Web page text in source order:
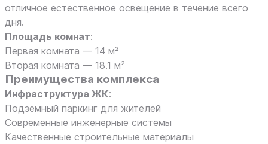
отличное естественное освещение в течение всего
дня.
Площадь комнат:
Первая комната — 14 м²
Вторая комната — 18.1 м²
Преимущества комплекса
Инфраструктура ЖК:
Подземный паркинг для жителей
Современные инженерные системы
Качественные строительные материалы